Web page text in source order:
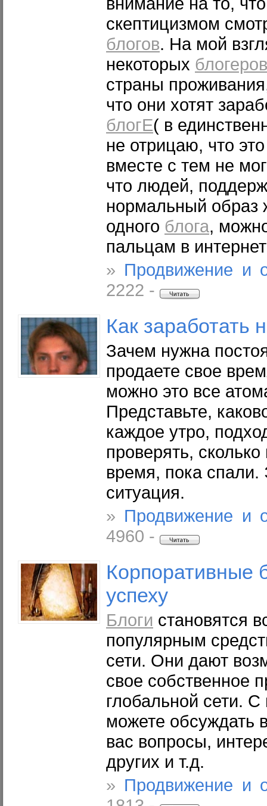
скептицизмом
блогов. На мой
некоторых блогеров
страны
что они хотят
блогЕ( в
не отрицаю, что
вместе с тем не
что людей,
нормальный образ
одного блога,
пальцам в
» Продвижение и
2222 -
Как заработать
Зачем нужна
продаете свое
можно это все
Представьте,
каждое утро,
проверять,
время, пока спали.
ситуация.
» Продвижение и
4960 -
Корпоративные
успеху
Блоги становятся
популярным
сети. Они дают
свое собственное
глобальной сети.
можете обсуждать
вас вопросы,
других и т.д.
» Продвижение и